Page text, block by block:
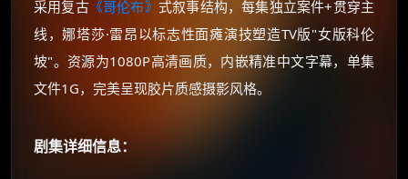
采用复古《哥伦布》 式叙事结构，每集独立案件+贯穿主
线，娜塔莎·雷昂以标志性面瘫演技塑造TV版"女版科伦
坡"​。资源为1080P高清画质，内嵌精准中文字幕，单集
文件1G，完美呈现胶片质感摄影风格。
剧集详细信息：